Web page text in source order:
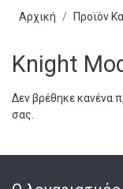
Αρχική Προϊόν
Knight
Δεν βρέθηκε κανένα
σας.